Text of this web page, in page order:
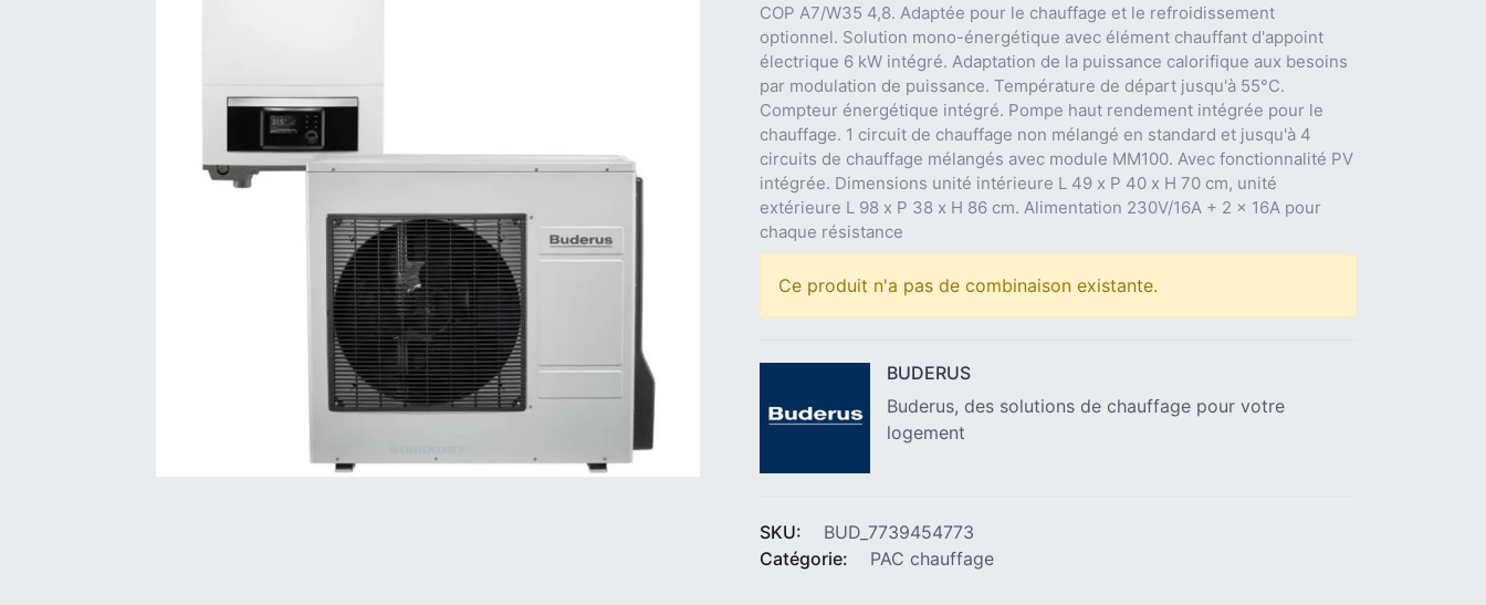
COP A7/W35 4,8. Adaptée pour le chauffage et le refroidissement
optionnel. Solution mono-énergétique avec élément chauffant d'appoint
électrique 6 kW intégré. Adaptation de la puissance calorifique aux besoins
par modulation de puissance. Température de départ jusqu'à 55°C.
Compteur énergétique intégré. Pompe haut rendement intégrée pour le
chauffage. 1 circuit de chauffage non mélangé en standard et jusqu'à 4
circuits de chauffage mélangés avec module MM100. Avec fonctionnalité PV
intégrée. Dimensions unité intérieure L 49 x P 40 x H 70 cm, unité
extérieure L 98 x P 38 x H 86 cm. Alimentation 230V/16A + 2 x 16A pour
chaque résistance
Ce produit n'a pas de combinaison existante.
BUDERUS
Buderus, des solutions de chauffage pour votre
logement
SKU:
BUD_7739454773
Catégorie:
PAC chauffage